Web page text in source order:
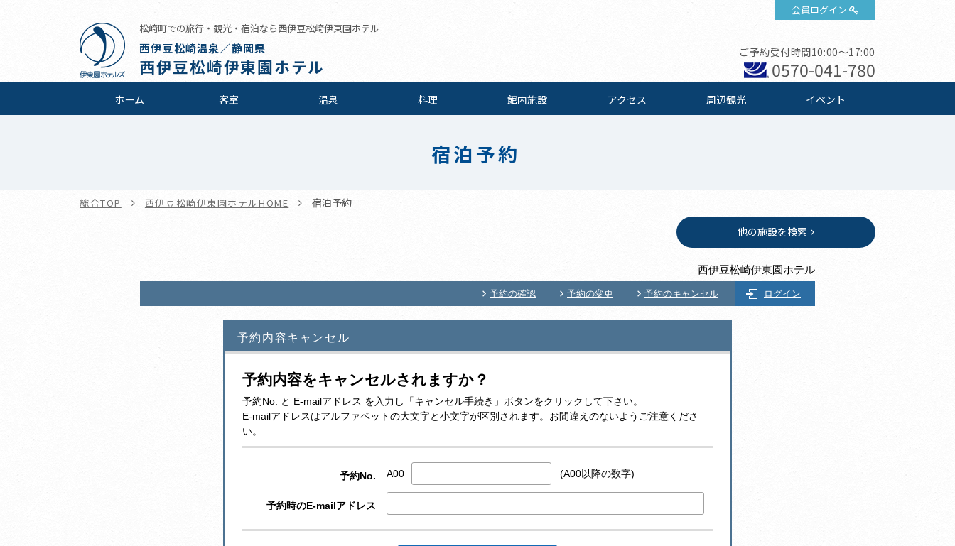
会員ログイン
松崎町での旅行・観光・宿泊なら西伊豆松崎伊東園ホテル
西伊豆松崎温泉／静岡県
西伊豆松崎伊東園ホテル
ご予約受付時間10:00～17:00
0570-041-780
ホーム 客室 温泉 料理 館内施設 アクセス 周辺観光 イベント
宿泊予約
総合TOP 西伊豆松崎伊東園ホテルHOME 宿泊予約
他の施設を検索
西伊豆松崎伊東園ホテル
予約の確認 予約の変更 予約のキャンセル ログイン
予約内容キャンセル
予約内容をキャンセルされますか？
予約No. と E-mailアドレス を入力し「キャンセル手続き」ボタンをクリックして下さい。
E-mailアドレスはアルファベットの大文字と小文字が区別されます。お間違えのないようご注意くださ
い。
予約No. A00 (A00以降の数字)
予約時のE-mailアドレス